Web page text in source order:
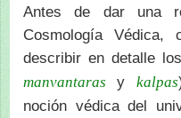
Antes de dar una
Cosmología Védica,
describir en detalle
manvantaras y kalpas
noción védica del